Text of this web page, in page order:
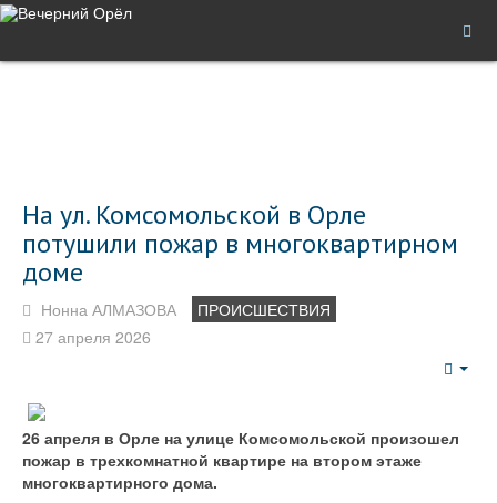
На ул. Комсомольской в Орле
потушили пожар в многоквартирном
доме
Нонна АЛМАЗОВА
ПРОИСШЕСТВИЯ
27 апреля 2026
26 апреля в Орле на улице Комсомольской произошел
пожар в трехкомнатной квартире на втором этаже
многоквартирного дома.